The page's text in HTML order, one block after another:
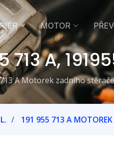
MOTOR
713 A,
A Motorek zadního
191 955 713 A